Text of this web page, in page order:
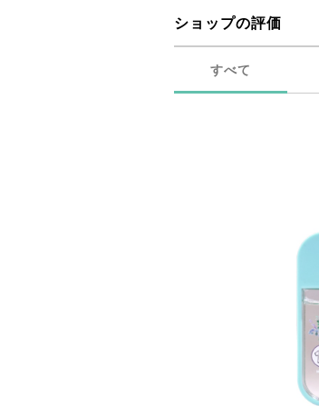
ショップの評価
すべて